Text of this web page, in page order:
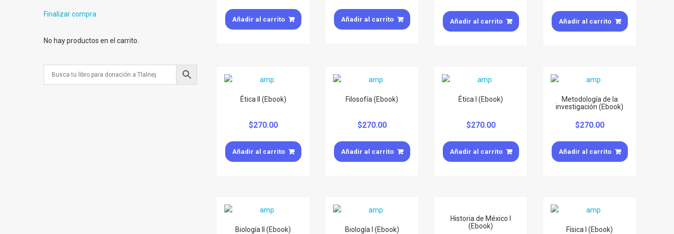
Añadir al carrito Añadir al carrito Añadir al carrito Añadir al carrito
Ética II (Ebook)
$270.00
Añadir al carrito
Filosofía (Ebook)
$270.00
Añadir al carrito
Ética I (Ebook)
$270.00
Añadir al carrito
Metodología de la
investigación (Ebook)
$270.00
Añadir al carrito
Biología II (Ebook) Biología I (Ebook)
Historia de México I
(Ebook)
Física I (Ebook)
Finalizar compra
No hay productos en el carrito.